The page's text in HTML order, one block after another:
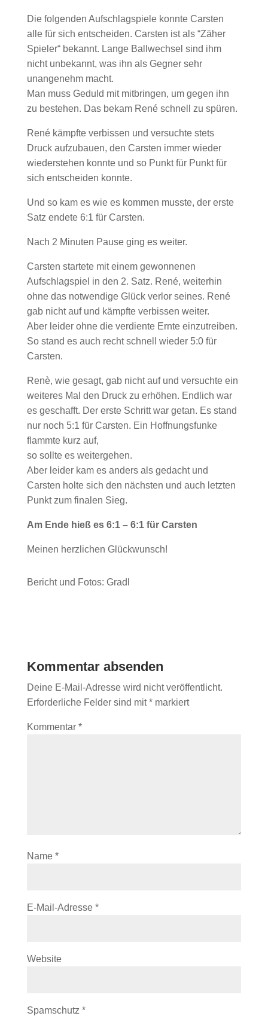
Die folgenden Aufschlagspiele konnte Carsten
alle für sich entscheiden. Carsten ist als “Zäher
Spieler“ bekannt. Lange Ballwechsel sind ihm
nicht unbekannt, was ihn als Gegner sehr
unangenehm macht.
Man muss Geduld mit mitbringen, um gegen ihn
zu bestehen. Das bekam René schnell zu spüren.
René kämpfte verbissen und versuchte stets
Druck aufzubauen, den Carsten immer wieder
wiederstehen konnte und so Punkt für Punkt für
sich entscheiden konnte.
Und so kam es wie es kommen musste, der erste
Satz endete 6:1 für Carsten.
Nach 2 Minuten Pause ging es weiter.
Carsten startete mit einem gewonnenen
Aufschlagspiel in den 2. Satz. René, weiterhin
ohne das notwendige Glück verlor seines. René
gab nicht auf und kämpfte verbissen weiter.
Aber leider ohne die verdiente Ernte einzutreiben.
So stand es auch recht schnell wieder 5:0 für
Carsten.
Renè, wie gesagt, gab nicht auf und versuchte ein
weiteres Mal den Druck zu erhöhen. Endlich war
es geschafft. Der erste Schritt war getan. Es stand
nur noch 5:1 für Carsten. Ein Hoffnungsfunke
flammte kurz auf,
so sollte es weitergehen.
Aber leider kam es anders als gedacht und
Carsten holte sich den nächsten und auch letzten
Punkt zum finalen Sieg.
Am Ende hieß es 6:1 – 6:1 für Carsten
Meinen herzlichen Glückwunsch!
Bericht und Fotos: Gradl
Kommentar absenden
Deine E-Mail-Adresse wird nicht veröffentlicht.
Erforderliche Felder sind mit*markiert
Kommentar *
Name *
E-Mail-Adresse *
Website
Spamschutz *